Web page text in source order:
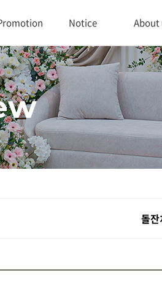
Notice
Notice
About
About
돌잔